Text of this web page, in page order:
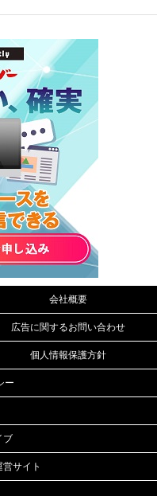
会社概要
広告に関するお問い合わせ
個人情報保護方針
ー
ブ
サイト